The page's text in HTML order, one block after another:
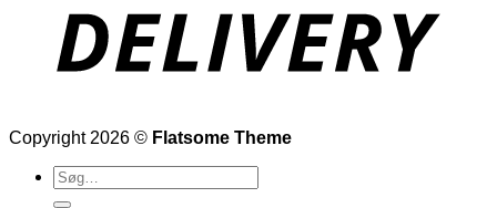
Copyright 2026 © Flatsome Theme
Søg
efter: